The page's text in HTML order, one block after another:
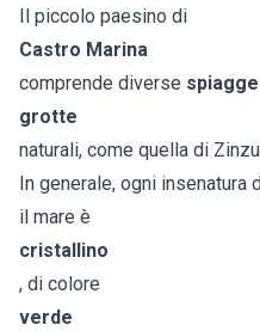
Il piccolo paesino di
Castro Marina
comprende diverse spiagge
grotte
naturali, come quella di
In generale, ogni insenatura
il mare è
cristallino
, di colore
verde